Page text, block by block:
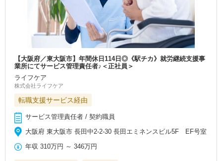
【大阪府／東大阪市】年間休日114日◎《駅チカ》就労継続支援事
業所にてサービス管理責任者♪＜正社員＞
ライフケア
株式会社ライフケア
転職支援サービス経由
サービス管理責任者 / 契約職員
大阪府 東大阪市 長田中2-2-30 長田エミネンスビル5F EF号室
年収 310万円 ～346万円